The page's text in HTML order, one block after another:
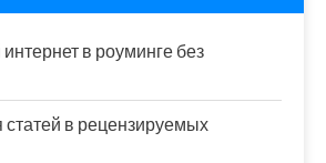
в роуминге без
статей в рецензируемых